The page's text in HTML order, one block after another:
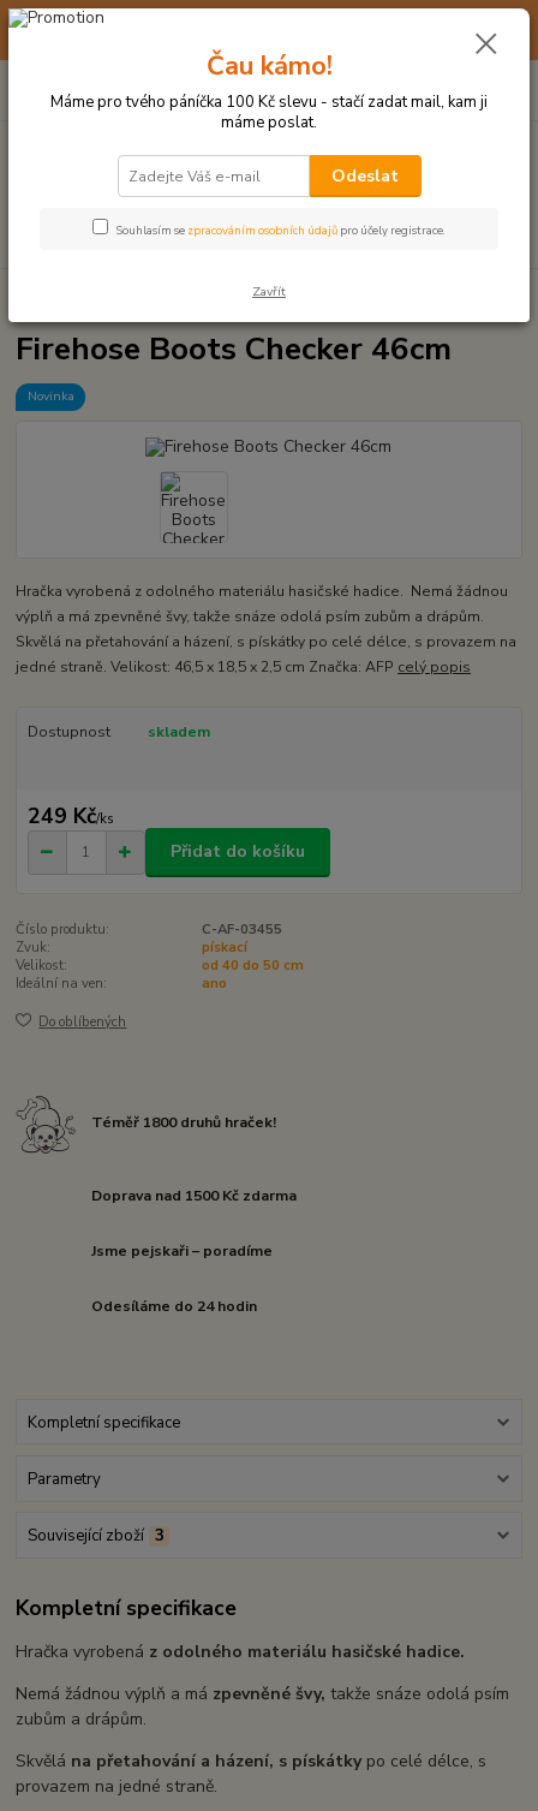
☀️ 10. - 14. SRPNA 2026 MÁME DOVOLENOU ☀️ OBJEDNÁVKY
Hledat
po–pá: 9–17 hod.
za0 Kč
Firehose Boots Checker 46cm
Firehose Boots Checker 46cm
Novinka
Hračka vyrobená z odolného materiálu hasičské hadice. Nemá žádnou
výplň a má zpevněné švy, takže snáze odolá psím zubům a drápům.
Skvělá na přetahování a házení, s pískátky po celé délce, s provazem na
jedné straně. Velikost: 46,5 x 18,5 x 2,5 cm Značka: AFP celý popis
Dostupnost skladem
249 Kč/ks
Přidat do košíku
Číslo produktu:
C-AF-03455
Zvuk:
pískací
Velikost:
od 40 do 50 cm
Ideální na ven:
ano
Do oblíbených
Téměř 1800 druhů hraček!
Doprava nad 1500 Kč zdarma
Jsme pejskaři – poradíme
Odesíláme do 24 hodin
Kompletní specifikace
Parametry
Související zboží 3
Kompletní specifikace
Hračka vyrobená z odolného materiálu hasičské hadice.
Nemá žádnou výplň a má zpevněné švy,takže snáze odolá psím
zubům a drápům.
Skvělá na přetahování a házení, s pískátky po celé délce, s
provazem na jedné straně.
Čau kámo!
Máme pro tvého páníčka 100 Kč slevu - stačí zadat mail, kam ji
máme poslat.
Odeslat
Souhlasím se zpracováním osobních údajů pro účely registrace.
Zavřít